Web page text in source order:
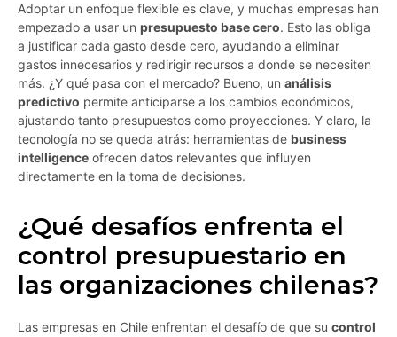
Adoptar un enfoque flexible es clave, y muchas empresas han
empezado a usar un presupuesto base cero. Esto las obliga
a justificar cada gasto desde cero, ayudando a eliminar
gastos innecesarios y redirigir recursos a donde se necesiten
más. ¿Y qué pasa con el mercado? Bueno, un análisis
predictivo permite anticiparse a los cambios económicos,
ajustando tanto presupuestos como proyecciones. Y claro, la
tecnología no se queda atrás: herramientas de business
intelligence ofrecen datos relevantes que influyen
directamente en la toma de decisiones.
¿Qué desafíos enfrenta el
control presupuestario en
las organizaciones chilenas?
Las empresas en Chile enfrentan el desafío de que su control